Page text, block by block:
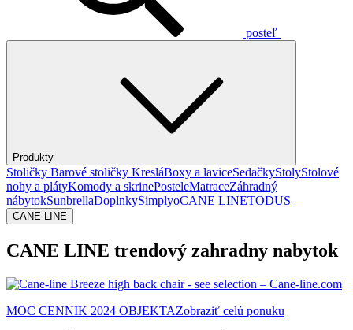
posteľ
Produkty
Stoličky Barové stoličky KresláBoxy a laviceSedačkyStolyStolové
nohy a plátyKomody a skrinePosteleMatraceZáhradný
nábytokSunbrellaDoplnkySimplyoCANE LINETODUS
CANE LINE
CANE LINE trendový zahradny nabytok
MOC CENNIK 2024 OBJEKTAZobraziť celú ponuku